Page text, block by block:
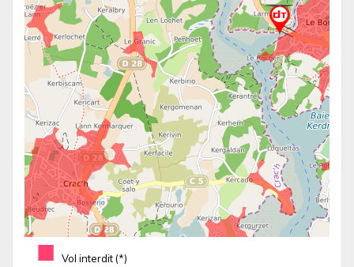
■ Vol interdit (*)